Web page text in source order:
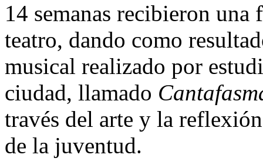
14 semanas recibieron
teatro, dando como
musical realizado por
ciudad, llamado
través del arte y la
de la juventud.